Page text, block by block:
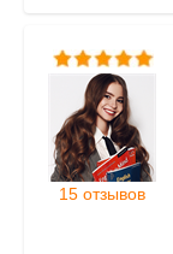
15 отзывов